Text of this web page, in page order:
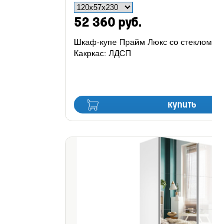
52 360 руб.
купить
Шкаф-купе Прайм Люкс со стеклом
Какркас: ЛДСП